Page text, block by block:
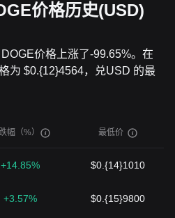
价格历史(USD)
价格上涨了-99.65%。在
为 $0.{12}4564，兑USD 的最
幅（%） 最低价
+14.85% $0.{14}1010
+3.57% $0.{15}9800